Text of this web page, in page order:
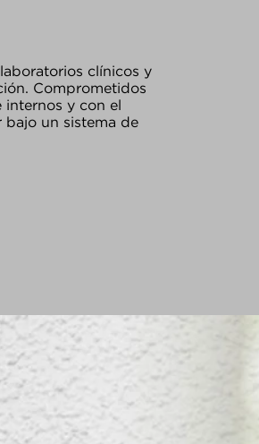
clínicos y
Comprometidos
internos y con el
bajo un sistema de